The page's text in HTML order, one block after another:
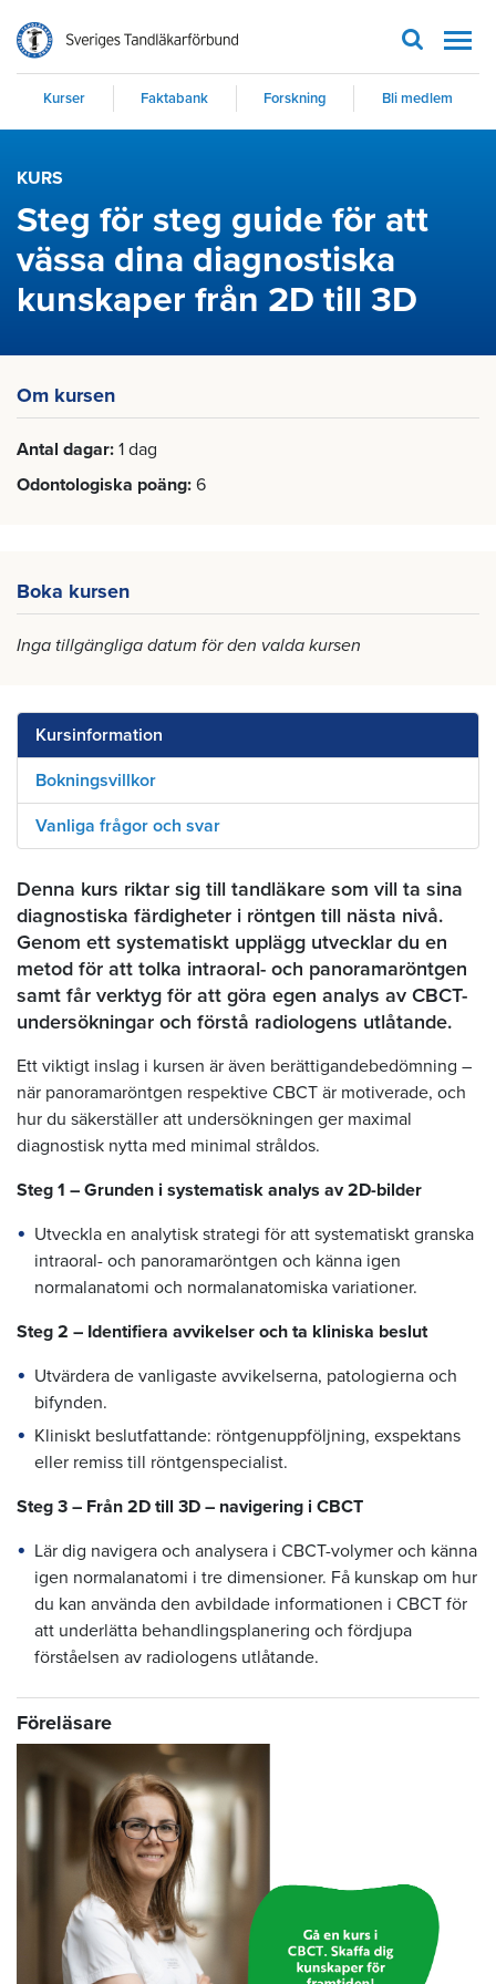
Kurser Faktabank Forskning Bli medlem
KURS
Steg för steg guide för att
vässa dina diagnostiska
kunskaper från 2D till 3D
Om kursen
Antal dagar 1 dag
Odontologiska poäng 6
Boka kursen
Inga tillgängliga datum för den valda kursen
Kursinformation
Bokningsvillkor
Vanliga frågor och svar
Denna kurs riktar sig till tandläkare som vill ta sina
diagnostiska färdigheter i röntgen till nästa nivå.
Genom ett systematiskt upplägg utvecklar du en
metod för att tolka intraoral- och panoramaröntgen
samt får verktyg för att göra egen analys av CBCT-
undersökningar och förstå radiologens utlåtande.
Ett viktigt inslag i kursen är även berättigandebedömning –
när panoramaröntgen respektive CBCT är motiverade, och
hur du säkerställer att undersökningen ger maximal
diagnostisk nytta med minimal stråldos.
Steg 1 – Grunden i systematisk analys av 2D-bilder
Utveckla en analytisk strategi för att systematiskt granska
intraoral- och panoramaröntgen och känna igen
normalanatomi och normalanatomiska variationer.
Steg 2 – Identifiera avvikelser och ta kliniska beslut
Utvärdera de vanligaste avvikelserna, patologierna och
bifynden.
Kliniskt beslutfattande: röntgenuppföljning, exspektans
eller remiss till röntgenspecialist.
Steg 3 – Från 2D till 3D – navigering i CBCT
Lär dig navigera och analysera i CBCT-volymer och känna
igen normalanatomi i tre dimensioner. Få kunskap om hur
du kan använda den avbildade informationen i CBCT för
att underlätta behandlingsplanering och fördjupa
förståelsen av radiologens utlåtande.
Föreläsare